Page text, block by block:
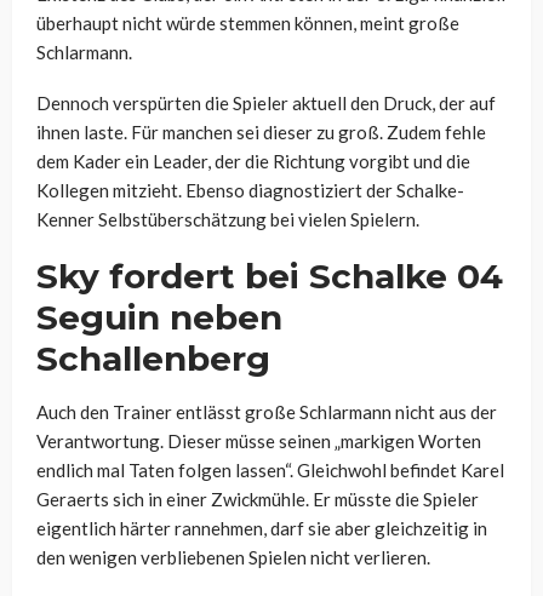
überhaupt nicht würde stemmen können, meint große
Schlarmann.
Dennoch verspürten die Spieler aktuell den Druck, der auf
ihnen laste. Für manchen sei dieser zu groß. Zudem fehle
dem Kader ein Leader, der die Richtung vorgibt und die
Kollegen mitzieht. Ebenso diagnostiziert der Schalke-
Kenner Selbstüberschätzung bei vielen Spielern.
Sky fordert bei Schalke 04
Seguin neben
Schallenberg
Auch den Trainer entlässt große Schlarmann nicht aus der
Verantwortung. Dieser müsse seinen „markigen Worten
endlich mal Taten folgen lassen“. Gleichwohl befindet Karel
Geraerts sich in einer Zwickmühle. Er müsste die Spieler
eigentlich härter rannehmen, darf sie aber gleichzeitig in
den wenigen verbliebenen Spielen nicht verlieren.